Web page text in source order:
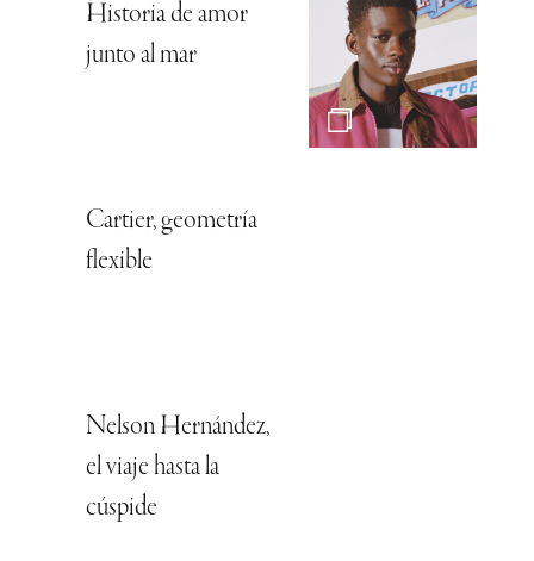
Historia de amor
junto al mar
Cartier, geometría
flexible
Nelson Hernández,
el viaje hasta la
cúspide